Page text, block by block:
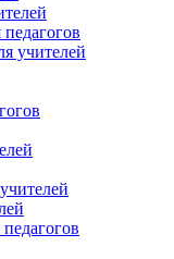
учителей